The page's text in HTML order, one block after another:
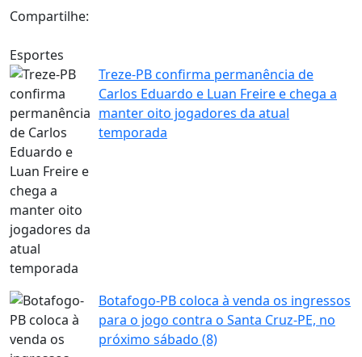
Compartilhe:
Esportes
Treze-PB confirma permanência de
Carlos Eduardo e Luan Freire e chega a
manter oito jogadores da atual
temporada
Botafogo-PB coloca à venda os ingressos
para o jogo contra o Santa Cruz-PE, no
próximo sábado (8)